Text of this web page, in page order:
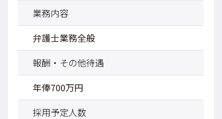
業務内容
弁護士業務全般
報酬・その他待遇
年俸700万円
採用予定人数